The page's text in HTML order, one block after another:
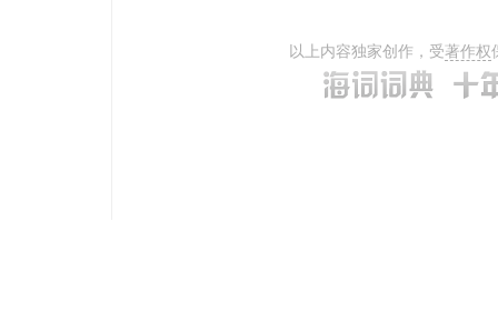
以上内容独家创作，受著作权